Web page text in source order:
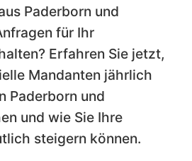
Paderborn und
für Ihr
Erfahren Sie jetzt,
Mandanten jährlich
Paderborn und
und wie Sie Ihre
steigern können.